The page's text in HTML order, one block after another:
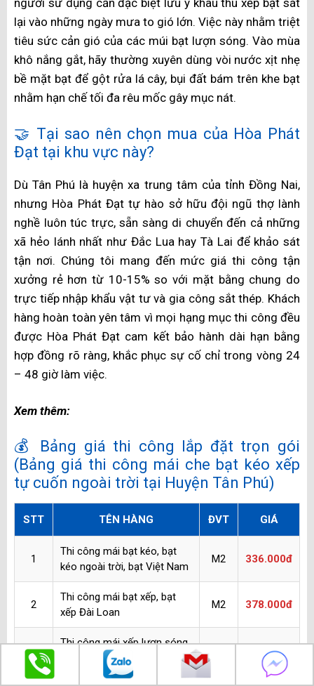
Mái xếp Huyện Tân Phú bằng tôn
🌬️ Mái che vải bạt
Tuy
Mái xếp Huyện Tân Phúsử dụng vật liệu bạt vải vẫn
có một số nhược điểm nhất định. Chẳng hạn như thời
gian sử dụng không dài, vì đây là phần thường xuyên
phơi nắng và mưa nên sẽ dễ bị mục nát, phai màu hơn.
Khả năng cách nhiệt cũng không được tốt như các loại
vật liệu khác.
Mái bạt che Huyện Tân Phú
Bạt dù là chất liệu được nhiều khách hàng lựa chọn
làm Mái xếp Huyện Tân Phú. Nó thường được ứng
dụng làm mái che di động, mái có thể được đóng mở
tùy theo nhu cầu sử dụng. Sản phẩm này có trọng
chuyển. Đồng thời thiết kế mái bạt khá đơn giản nên sẽ
Mái xếp bạt kéo tại Huyện Tân Phú
Hiện nay, chất liệu vải bạt Mái xếp Huyện Tân Phú gia
nhập vào thị trường rất đa dạng về mẫu mã, từ màu
sắc đến kích thước, mang đến cho khách hàng nhiều
sự lựa chọn.